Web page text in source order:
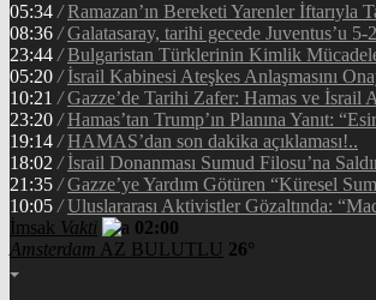
05:34 / Ramazan’ın Bereketi Yarenler İftarıyla
08:36 / Galatasaray, tarihi gecede Juventus’u 5-
23:44 / Bulgaristan Türklerinin Kimlik
05:20 / İsrail Kabinesi Ateşkes Anlaşmasını
10:21 / Gazze’de Tarihi Zafer: Hamas ve İsrail
23:20 / Hamas’tan Trump’ın Planına Yanıt:
19:14 / HAMAS’dan son dakika açıklaması!..
18:02 / İsrail Donanması Sumud Filosu’na
21:35 / Gazze’ye Yardım Götüren “Küresel
10:05 / Uluslararası Aktivistler Gözaltında:
İmsak Vakti
02:00
Amsterdam AZ BULUTLU 26°